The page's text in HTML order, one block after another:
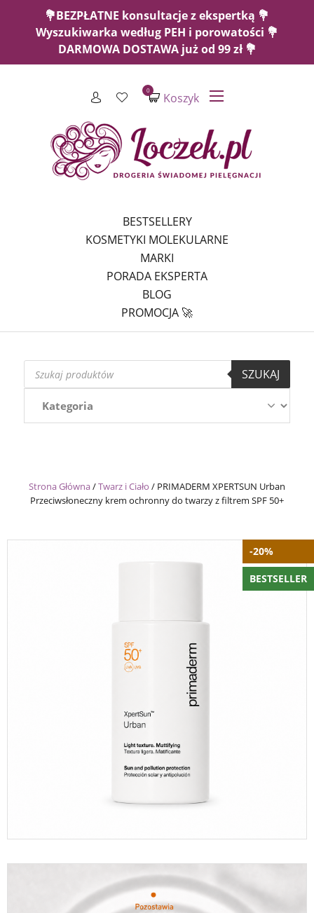
💐BEZPŁATNE konsultacje z ekspertką 💐
Wyszukiwarka według PEH i porowatości 💐
DARMOWA DOSTAWA już od 99 zł 💐
Koszyk
0
BESTSELLERY
KOSMETYKI MOLEKULARNE
MARKI
PORADA EKSPERTA
BLOG
PROMOCJA 🚀
Wyszukiwarka
produktów
SZUKAJ
Strona Główna/Twarz i Ciało / PRIMADERM XPERTSUN Urban
Przeciwsłoneczny krem ochronny do twarzy z filtrem SPF 50+
-20%
BESTSELLER